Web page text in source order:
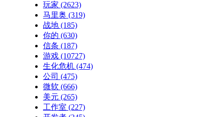
玩家 (2623)
马里奥 (319)
战地 (185)
你的 (630)
信条 (187)
游戏 (10727)
生化危机 (474)
公司 (475)
微软 (666)
美元 (265)
工作室 (227)